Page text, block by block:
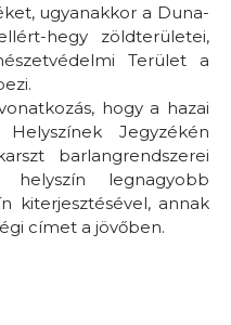
ugyanakkor a Duna-
hegy zöldterületei,
Terület a
hogy a hazai
Helyszínek Jegyzékén
barlangrendszerei
helyszín legnagyobb
kiterjesztésével, annak
címet a jövőben.